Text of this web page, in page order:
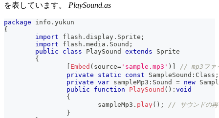
を表しています。 PlaySound.as
package info . yukun
{
import flash . display . Sprite ;
import flash . media . Sound ;
public
class PlaySound extends
Sprite
{
Embed ( source= 'sample.mp3' )
// mp3ファ
private
static const SampleSound : Class ;
private var sampleMp3 : Sound = new
public
function PlaySound ( ) : void
{
			sampleMp3
. play( ) ;
// サウンドの再
}